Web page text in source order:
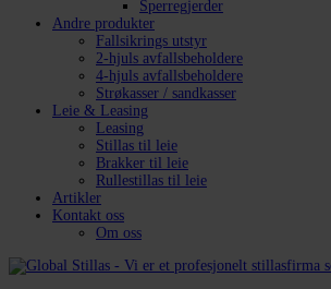
Sperregjerder
Andre produkter
Fallsikrings utstyr
2-hjuls avfallsbeholdere
4-hjuls avfallsbeholdere
Strøkasser / sandkasser
Leie & Leasing
Leasing
Stillas til leie
Brakker til leie
Rullestillas til leie
Artikler
Kontakt oss
Om oss